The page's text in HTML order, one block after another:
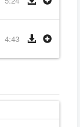
You
4:43